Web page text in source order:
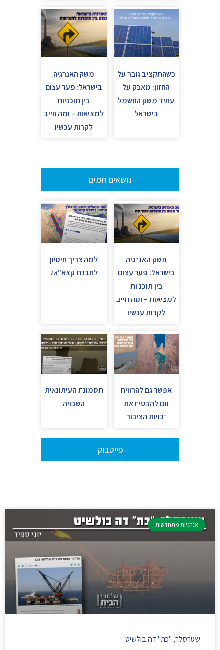
כשהתקציב גובר על
החזון: מאבק על
עתיד משק החשמל
בישראל
משק האנרגיה
בישראל: פער עצום
בין תוכניות
למציאות – ומה חייב
לקרות עכשיו
נושאים חמים
משק האנרגיה
בישראל: פער עצום
בין תוכניות
למציאות – ומה חייב
לקרות עכשיו
למה צריך חיסיון
לחברת קצא"א?
אפשר גם להרוויח
וגם להבטיח את
זכויות הציבור
תסמונת העיתונאית
השבויה
פייסבוק
אנרגיות מתחדשות
שטרסלר, "כת" דה בולשיט